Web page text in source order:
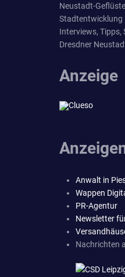
Neustadt-
Stadtentwicklung
Interviews,
Dresdner
Anzeige
Anwalt in
Wappen
PR-Agentur
Newsletter
Nachrichten